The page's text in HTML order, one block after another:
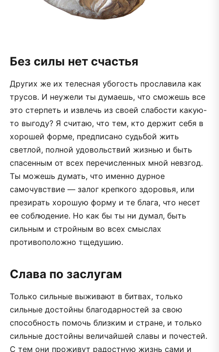
Без силы нет счастья
Других же их телесная убогость прославила как
трусов. И неужели ты думаешь, что сможешь все
это стерпеть и извлечь из своей слабости какую-
то выгоду? Я считаю, что тем, кто держит себя в
хорошей форме, предписано судьбой жить
светлой, полной удовольствий жизнью и быть
спасенным от всех перечисленных мной невзгод.
Ты можешь думать, что именно дурное
самочувствие — залог крепкого здоровья, или
презирать хорошую форму и те блага, что несет
ее соблюдение. Но как бы ты ни думал, быть
сильным и стройным во всех смыслах
противоположно тщедушию.
Слава по заслугам
Только сильные выживают в битвах, только
сильные достойны благодарностей за свою
способность помочь близким и стране, и только
сильные достойны величайшей славы и почестей.
С тем они проживут радостную жизнь сами и